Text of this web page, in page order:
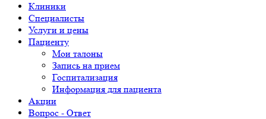
Клиники
Специалисты
Услуги и цены
Пациенту
Мои талоны
Запись на прием
Госпитализация
Информация для пациента
Акции
Вопрос - Ответ